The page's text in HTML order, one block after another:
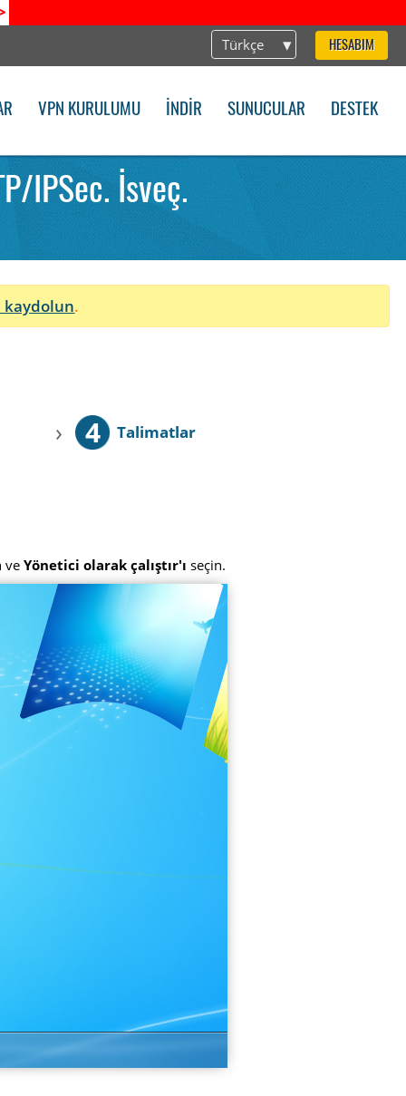
Türkçe HESABIM
VPN KURULUMU İNDIR SUNUCULAR DESTEK
IPSec. İsveç.
kaydolun.
› 4 Talimatlar
veYönetici olarak çalıştır'ı seçin.